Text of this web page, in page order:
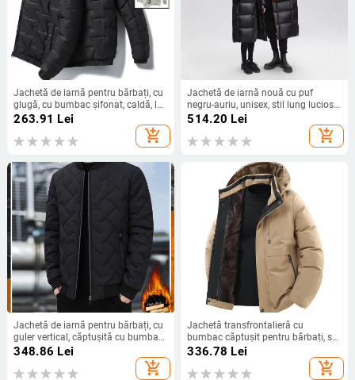
Jachetă de iarnă pentru bărbați, cu
glugă, cu bumbac șifonat, caldă, la
modă, pentru bărbați, 2022, haină
frumoasă pentru tineri, la modă
263.91 Lei
add_shopping_cart
Jachetă de iarnă nouă cu puf
negru-auriu, unisex, stil lung lucios,
îngroșată, caldă, fără spălare, direct
514.20 Lei
add_shopping_cart
Jachetă de iarnă pentru bărbați, cu
guler vertical, căptușită cu bumbac,
caldă, casual, pentru bărbați
348.86 Lei
add_shopping_cart
Jachetă transfrontalieră cu
bumbac căptușit pentru bărbați, stil
nou de iarnă, haină termică din
bumbac cu grafen, jachetă casual
îngroșată din bumbac cu glugă
336.78 Lei
add_shopping_cart